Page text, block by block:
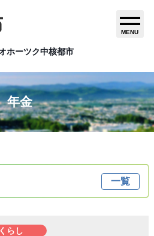
ホーツク中核都市
MENU
年金
一覧
くらし